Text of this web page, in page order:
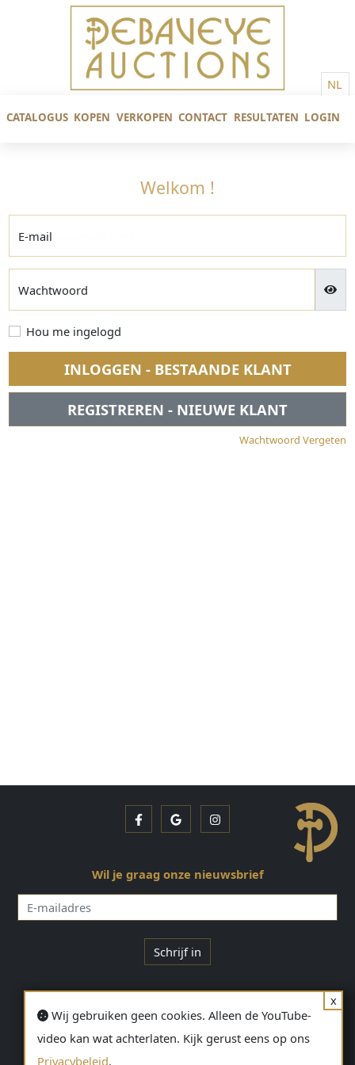
NL
CATALOGUS KOPEN VERKOPEN CONTACT RESULTATEN LOGIN
Welkom !
E-mail
Wachtwoord
Hou me ingelogd
INLOGGEN - BESTAANDE KLANT
REGISTREREN - NIEUWE KLANT
Wachtwoord Vergeten
FacebookGoogle Instagram
Wil je graag onze nieuwsbrief
mailadres
Schrijf in
CONTACT
Bavikhoofsestraat 74, 8530 Harelbeke
x
Wij gebruiken geen cookies. Alleen de YouTube-
video kan wat achterlaten. Kijk gerust eens op ons
Privacybeleid.